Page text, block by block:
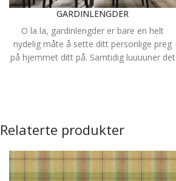
GARDINLENGDER
O la la, gardinlengder er bare en helt
nydelig måte å sette ditt personlige preg
på hjemmet ditt på. Samtidig luuuuner det
Det er utallige tekstiler å velge blant og du
kan ha skinner, eller gardinstenger. Du kan
ha lengder med rynkebånd -som finnes i
ulike bredder og rynkeeffekter, ,maljer
eller hemper. Sømpris på gardinlengder
Relaterte produkter